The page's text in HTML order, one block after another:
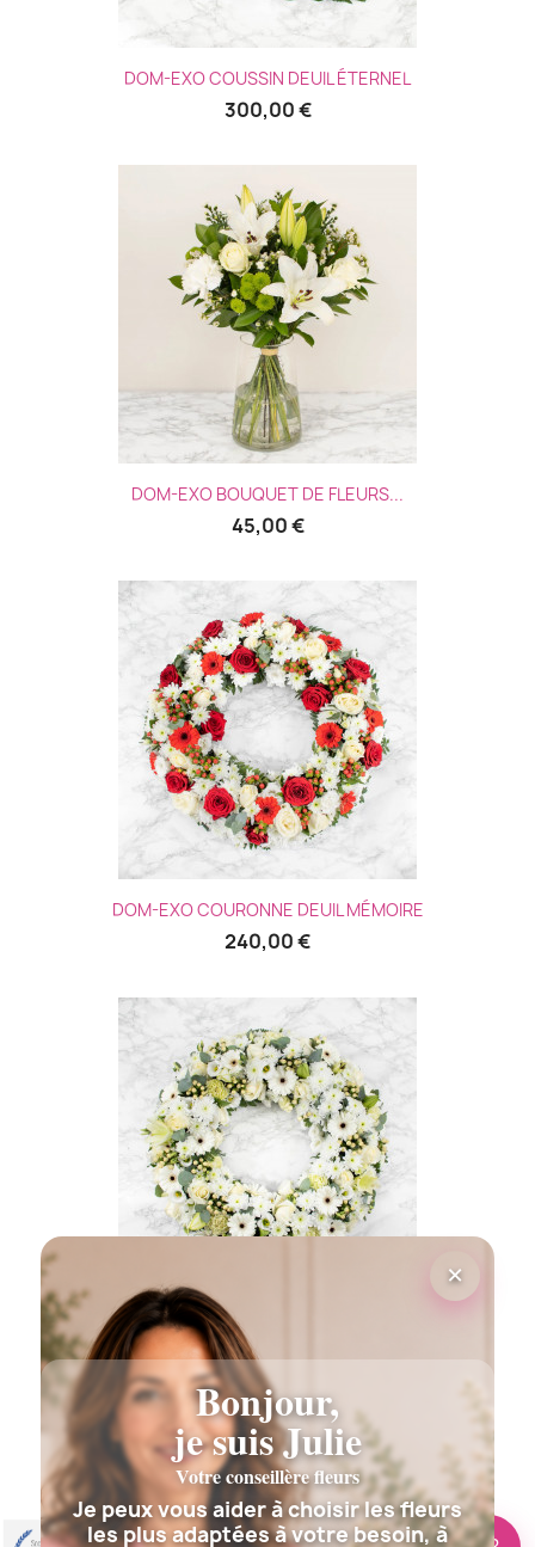
DOM-EXO COUSSIN DEUIL ÉTERNEL
300,00 €
DOM-EXO BOUQUET DE FLEURS...
45,00 €
DOM-EXO COURONNE DEUIL MÉMOIRE
240,00 €
DOM-EXO COURONNE DEUIL...
295,00 €
×
Bonjour,
je suis Julie
Votre conseillère fleurs
Je peux vous aider à choisir les fleurs
les plus adaptées à votre besoin, à